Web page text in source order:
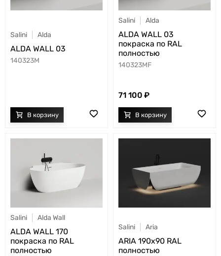
Salini Alda
ALDA WALL 03
140323M
Salini Alda
ALDA WALL 03
покраска по RAL
полностью
140323MF
71 100
Salini Alda Wall
ALDA WALL 170
покраска по RAL
полностью
Salini Aria
ARIA 190х90 RAL
полностью